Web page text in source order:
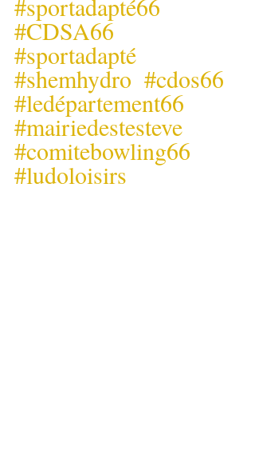
#CDSA66
#sportadapté
#shemhydro #cdos66
#ledépartement66
#mairiedestesteve
#comitebowling66
#ludoloisirs